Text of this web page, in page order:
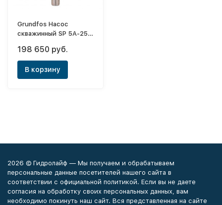
Grundfos Насос
скважинный SP 5A-25
198 650 руб.
В корзину
2026 © Гидролайф — Мы получаем и обрабатываем
персональные данные посетителей нашего сайта в
соответствии с официальной политикой. Если вы не даете
согласия на обработку своих персональных данных, вам
необходимо покинуть наш сайт. Вся представленная на сайте